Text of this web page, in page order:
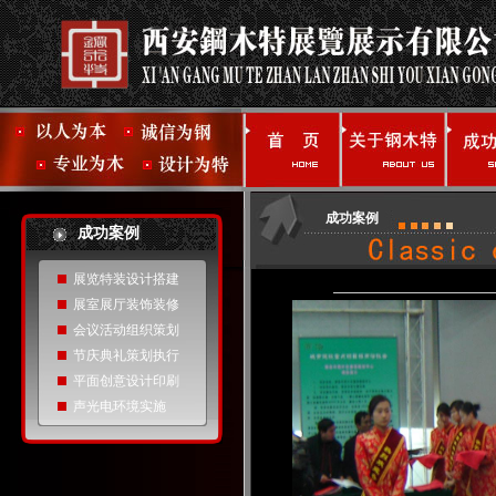
成功案例
展览特装设计搭建
展室展厅装饰装修
会议活动组织策划
节庆典礼策划执行
平面创意设计印刷
声光电环境实施
成功案例